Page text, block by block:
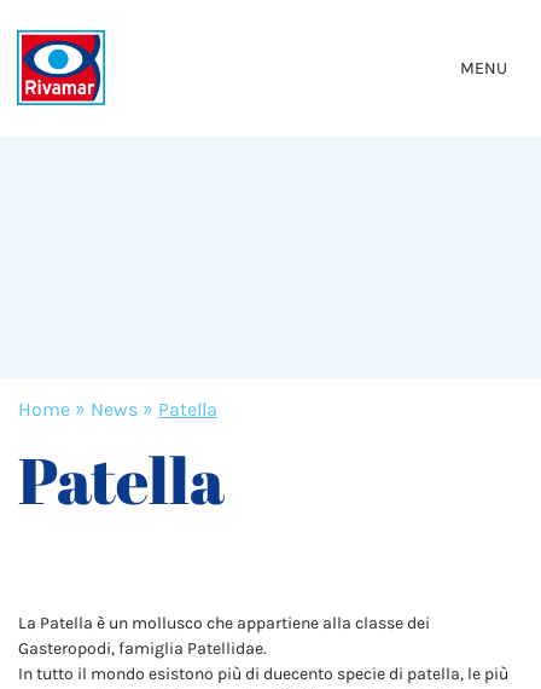
MENU
Home » News » Patella
Patella
La Patella è un mollusco che appartiene alla classe dei
Gasteropodi, famiglia Patellidae.
In tutto il mondo esistono più di duecento specie di patella, le più